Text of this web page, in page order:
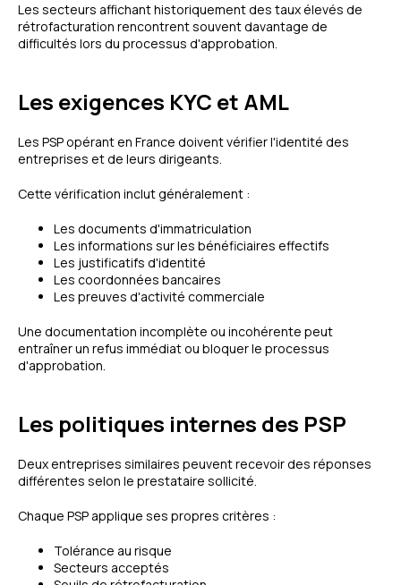
Les secteurs affichant historiquement des taux élevés de
rétrofacturation rencontrent souvent davantage de
difficultés lors du processus d'approbation.
Les exigences KYC et AML
Les PSP opérant en France doivent vérifier l'identité des
entreprises et de leurs dirigeants.
Cette vérification inclut généralement :
Les documents d'immatriculation
Les informations sur les bénéficiaires effectifs
Les justificatifs d'identité
Les coordonnées bancaires
Les preuves d'activité commerciale
Une documentation incomplète ou incohérente peut
entraîner un refus immédiat ou bloquer le processus
d'approbation.
Les politiques internes des PSP
Deux entreprises similaires peuvent recevoir des réponses
différentes selon le prestataire sollicité.
Chaque PSP applique ses propres critères :
Tolérance au risque
Secteurs acceptés